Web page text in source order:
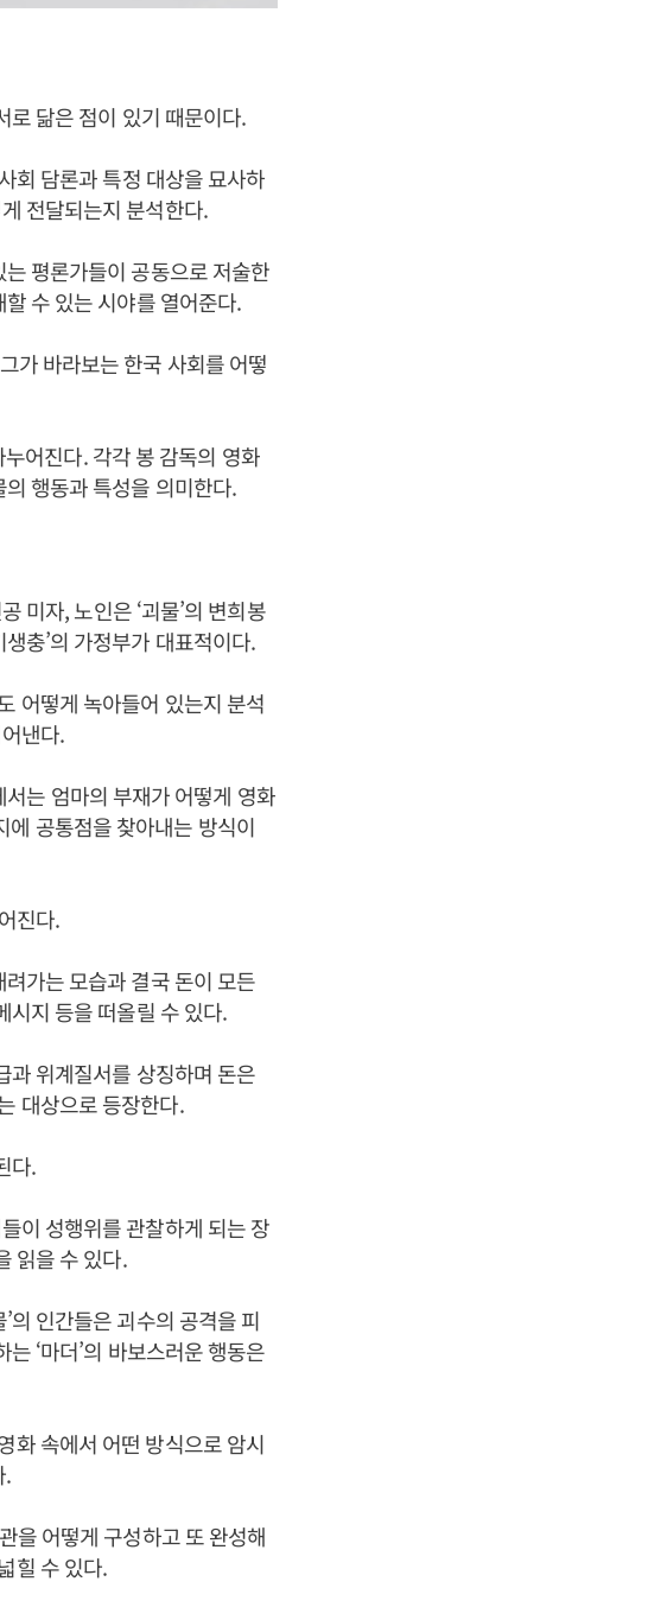
로 닮은 점이 있기 때문이다.
회 담론과 특정 대상을 묘사하
전달되는지 분석한다.
평론가들이 공동으로 저술한
수 있는 시야를 열어준다.
가 바라보는 한국 사회를 어떻
누어진다. 각각 봉 감독의 영화
행동과 특성을 의미한다.
미자, 노인은 ‘괴물’의 변희봉
충’의 가정부가 대표적이다.
어떻게 녹아들어 있는지 분석
낸다.
서는 엄마의 부재가 어떻게 영화
공통점을 찾아내는 방식이
진다.
가는 모습과 결국 돈이 모든
시지 등을 떠올릴 수 있다.
과 위계질서를 상징하며 돈은
대상으로 등장한다.
다.
이 성행위를 관찰하게 되는 장
읽을 수 있다.
의 인간들은 괴수의 공격을 피
‘마더’의 바보스러운 행동은
화 속에서 어떤 방식으로 암시
.
을 어떻게 구성하고 또 완성해
힐 수 있다.